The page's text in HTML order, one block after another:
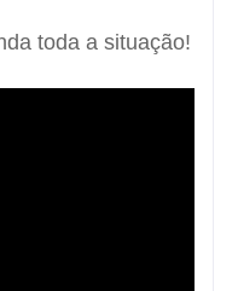
toda a situação!